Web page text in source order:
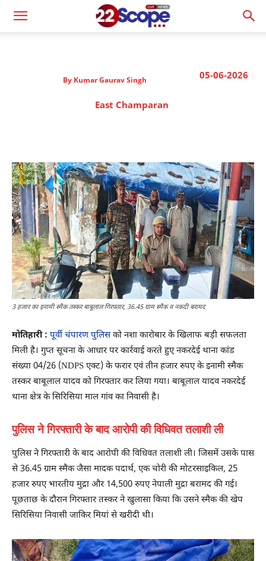
05-06-2026
By Kumar Gaurav Singh
East Champaran
3 हजार का इनामी स्मैक तस्कर बाबूलाल गिरफ्तार, 36.45 ग्राम स्मैक व नकदी बरामद
मोतिहारी : पूर्वी चंपारण पुलिसको नशा कारोबार के खिलाफ बड़ी सफलता
मिली है। गुप्त सूचना के आधार पर कार्रवाई करते हुए नकरदेई थाना कांड
संख्या 04/26 (NDPS एक्ट) के फरार एवं तीन हजार रुपए के इनामी स्मैक
तस्कर बाबूलाल यादव को गिरफ्तार कर लिया गया। बाबूलाल यादव नकरदेई
थाना क्षेत्र के सिरिसिया माल गांव का निवासी है।
पुलिस ने गिरफ्तारी के बाद आरोपी की विधिवत तलाशी ली
पुलिस ने गिरफ्तारी के बाद आरोपी की विधिवत तलाशी ली। जिसमें उसके पास
से 36.45 ग्राम स्मैक जैसा मादक पदार्थ, एक चोरी की मोटरसाइकिल, 25
हजार रुपए भारतीय मुद्रा और 14,500 रुपए नेपाली मुद्रा बरामद की गई।
पूछताछ के दौरान गिरफ्तार तस्कर ने खुलासा किया कि उसने स्मैक की खेप
सिरिसिया निवासी जाकिर मियां से खरीदी थी।